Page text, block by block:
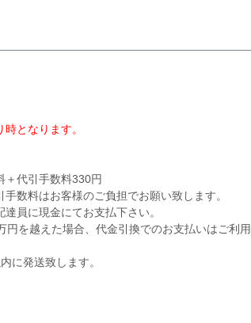
となります。
＋代引手数料330円
数料はお客様のご負担でお願い致します。
員に現金にてお支払下さい。
を越えた場合、代金引換でのお支払いはご利
に発送致します。